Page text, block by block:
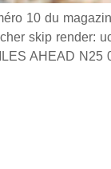
10 du
skip render:
AHEAD N25